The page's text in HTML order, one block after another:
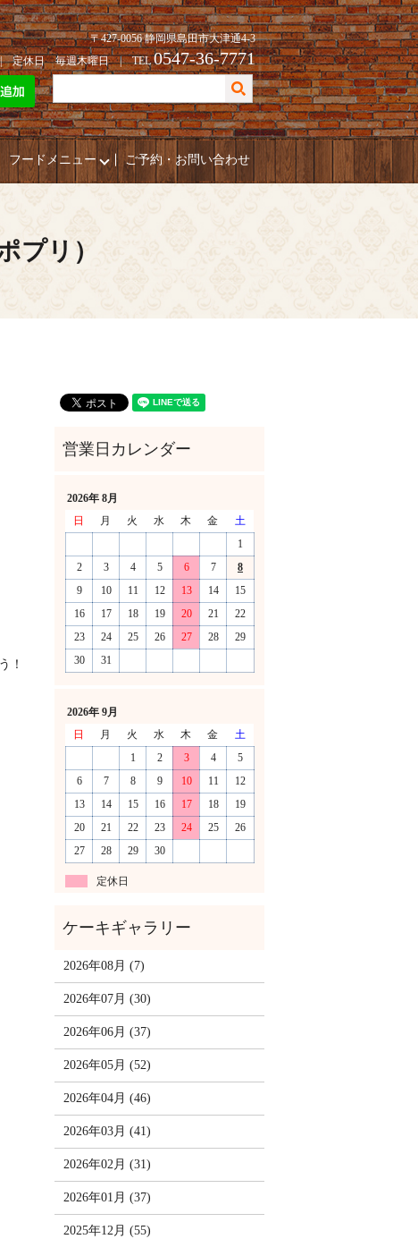
〒427-0056 静岡県島田市大津通4-3
| 定休日 毎週木曜日 | TEL0547-36-7771
フードメニュー ご予約・お問い合わせ
プリ）
！
2026年 8月
日
月 火 水 木 金
土
1
2
3 4 5 6 7
8
9
10 11 12 13 14
15
16
17 18 19 20 21
22
23
24 25 26 27 28
29
30
31
2026年 9月
日
月 火 水 木 金
土
1
2 3 4
5
6
7 8 9 10 11
12
13
14 15 16 17 18
19
20
21 22 23 24 25
26
27
28 29 30
定休日
2026年08月 (7)
2026年07月 (30)
2026年06月 (37)
2026年05月 (52)
2026年04月 (46)
2026年03月 (41)
2026年02月 (31)
2026年01月 (37)
2025年12月 (55)